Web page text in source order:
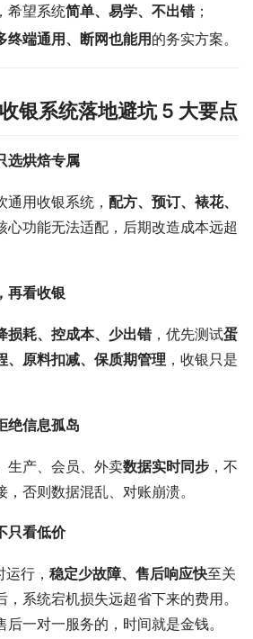
希望系统简单、易学、不出错 ；
终端通用、断网也能用的务实方案。
银系统落地避坑 5 大要点
选烘焙专属
用收银系统， 配方、预订、裱花、
心功能无法适配，后期改造成本远超
再看收银
损耗、控成本、少出错 ，优先测试蛋
、原料扣减、保质期管理 ，收银只是
绝信息孤岛
生产、会员、外卖数据实时同步 ，不
否则数据混乱、对账崩溃。
只看低价
行， 稳定少故障、售后响应快至关
系统宕机损失远超省下来的费用。
后一对一服务的，时间就是金钱。